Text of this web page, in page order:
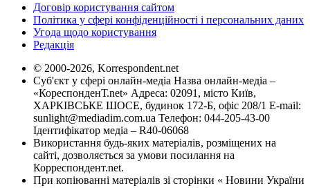
Договір користування сайтом
Політика у сфері конфіденційності і персональних даних
Угода щодо користування
Редакція
© 2000-2026, Korrespondent.net
Суб'єкт у сфері онлайн-медіа Назва онлайн-медіа –
«КореспонденТ.net» Адреса: 02091, місто Київ,
ХАРКІВСЬКЕ ШОСЕ, будинок 172-Б, офіс 208/1 E-mail:
sunlight@mediadim.com.ua Телефон: 044-205-43-00
Ідентифікатор медіа – R40-06068
Використання будь-яких матеріалів, розміщених на
сайті, дозволяється за умови посилання на
Корреспондент.net.
При копіюванні матеріалів зі сторінки « Новини України